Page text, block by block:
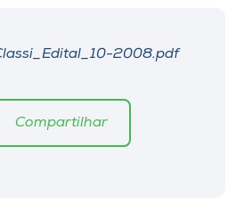
2008.pdf
Compartilhar